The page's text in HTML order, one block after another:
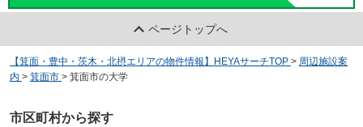
ページトップへ
【箕面・豊中・茨木・北摂エリアの物件情報】HEYAサーチTOP > 周辺施設案
内 > 箕面市 > 箕面市の大学
市区町村から探す